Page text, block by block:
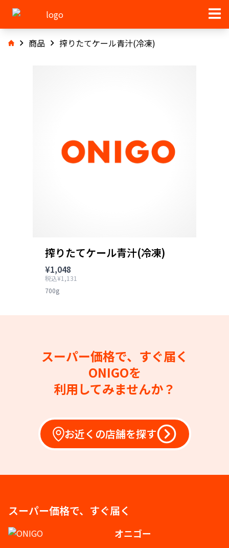
商品 搾りたてケール青汁(冷凍)
搾りたてケール青汁(冷凍)
¥1,048
税込¥1,131
700g
スーパー価格で、すぐ届く
ONIGOを
利用してみませんか？
お近くの店舗を探す
スーパー価格で、すぐ届く
オニゴー